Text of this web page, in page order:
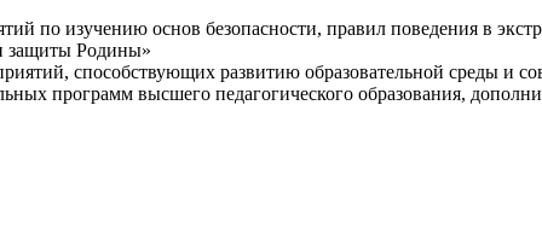
по изучению основ безопасности, правил поведения в
защиты Родины»
способствующих развитию образовательной среды и
программ высшего педагогического образования,